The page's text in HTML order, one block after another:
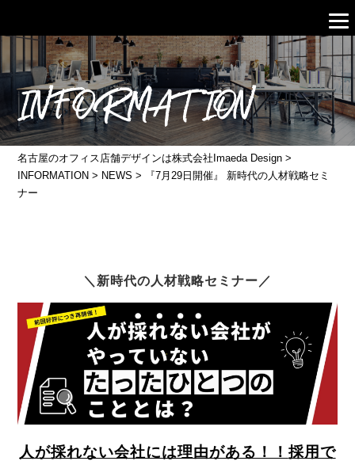
INFORMATION
名古屋のオフィス店舗デザインは株式会社Imaeda Design >
INFORMATION > NEWS >
『7月29日開催』 新時代の人材戦略セミ
ナー
＼新時代の人材戦略セミナー／
人が採れない会社には理由がある！！ 採用で